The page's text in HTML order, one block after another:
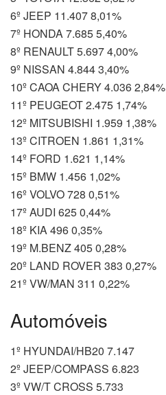
6º JEEP 11.407 8,01%
7º HONDA 7.685 5,40%
8º RENAULT 5.697 4,00%
9º NISSAN 4.844 3,40%
10º CAOA CHERY 4.036 2,84%
11º PEUGEOT 2.475 1,74%
12º MITSUBISHI 1.959 1,38%
13º CITROEN 1.861 1,31%
14º FORD 1.621 1,14%
15º BMW 1.456 1,02%
16º VOLVO 728 0,51%
17º AUDI 625 0,44%
18º KIA 496 0,35%
19º M.BENZ 405 0,28%
20º LAND ROVER 383 0,27%
21º VW/MAN 311 0,22%
Automóveis
1º HYUNDAI/HB20 7.147
2º JEEP/COMPASS 6.823
3º VW/T CROSS 5.733